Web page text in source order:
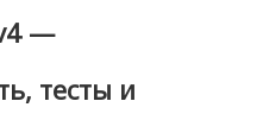
—
тесты и